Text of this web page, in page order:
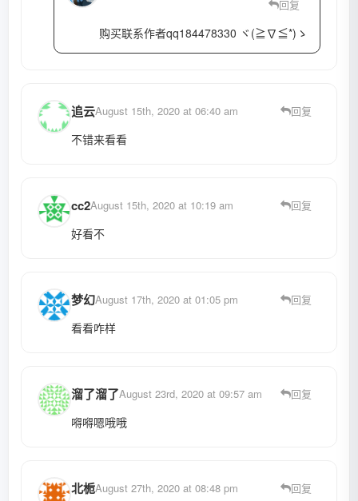
回复
购买联系作者qq184478330 ヾ(≧∇≦*)ゝ
追云August 15th, 2020 at 06:40 am 回复
不错来看看
cc2August 15th, 2020 at 10:19 am 回复
好看不
梦幻August 17th, 2020 at 01:05 pm 回复
看看咋样
溜了溜了August 23rd, 2020 at 09:57 am 回复
嘚嘚嗯哦哦
北栀August 27th, 2020 at 08:48 pm 回复